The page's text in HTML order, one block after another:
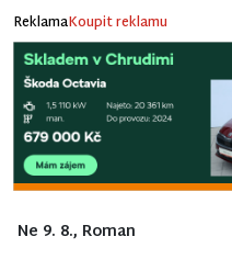
ReklamaKoupit reklamu
Ne 9. 8., Roman